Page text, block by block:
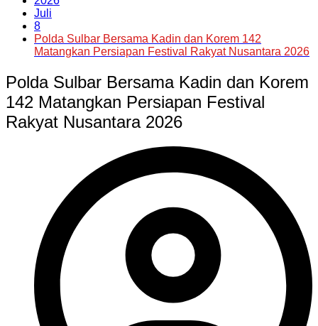
Juli
8
Polda Sulbar Bersama Kadin dan Korem 142
Matangkan Persiapan Festival Rakyat Nusantara 2026
Polda Sulbar Bersama Kadin dan Korem
142 Matangkan Persiapan Festival
Rakyat Nusantara 2026